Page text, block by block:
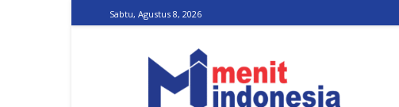
Sabtu, Agustus 8, 2026
Indonesia